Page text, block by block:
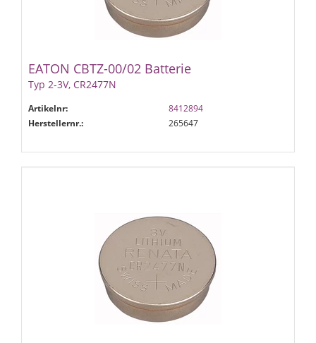
EATON CBTZ-00/02 Batterie
Typ 2-3V, CR2477N
Artikelnr:
8412894
Herstellernr.:
265647